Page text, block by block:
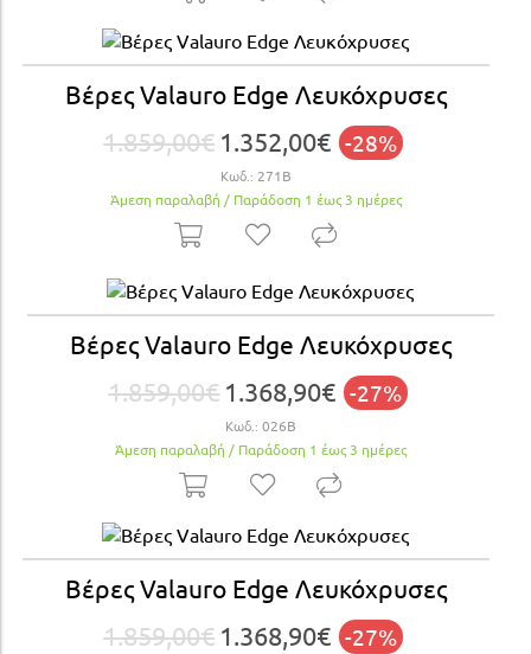
Βέρες Valauro Edge Λευκόχρυσες
1.859,00€ 1.352,00€ -28%
Κωδ.: 271Β
Άμεση παραλαβή / Παράδoση 1 έως 3 ημέρες
Βέρες Valauro Edge Λευκόχρυσες
1.859,00€ 1.368,90€ -27%
Κωδ.: 026Β
Άμεση παραλαβή / Παράδoση 1 έως 3 ημέρες
Βέρες Valauro Edge Λευκόχρυσες
1.859,00€ 1.368,90€ -27%